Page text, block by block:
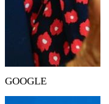
GOOGLE